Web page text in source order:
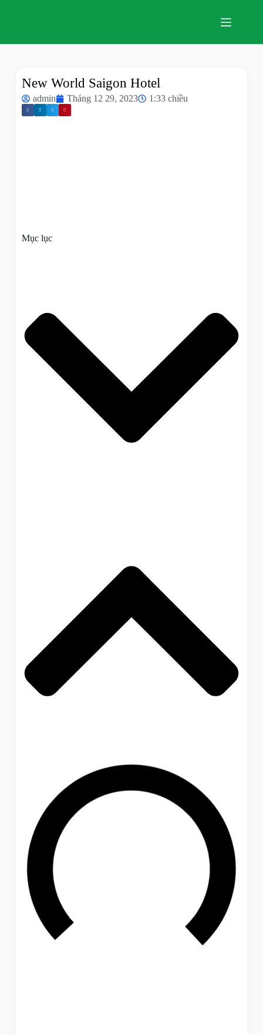
New World Saigon Hotel
admin Tháng 12 29, 2023 1:33 chiều
Mục lục